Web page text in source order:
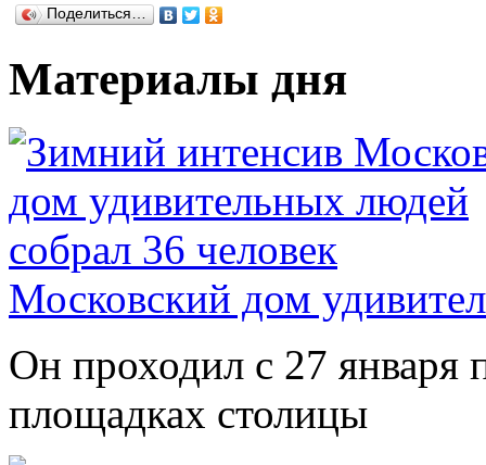
Поделиться…
Материалы дня
Московский дом
Он проходил с 27 января
площадках столицы